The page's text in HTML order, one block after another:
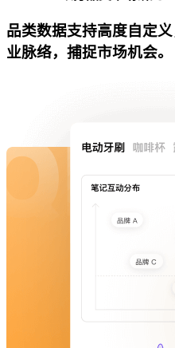
品类数据支持高度自定
业脉络，捕捉市场机会。